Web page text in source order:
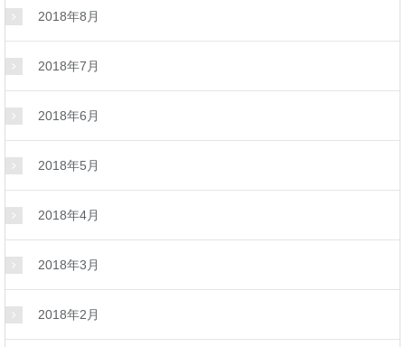
2018年8月
2018年7月
2018年6月
2018年5月
2018年4月
2018年3月
2018年2月